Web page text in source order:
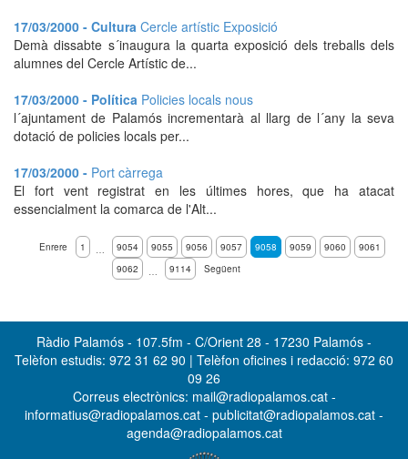
17/03/2000 - Cultura Cercle artístic Exposició
Demà dissabte s´inaugura la quarta exposició dels treballs dels
alumnes del Cercle Artístic de...
17/03/2000 - Política Policies locals nous
l´ajuntament de Palamós incrementarà al llarg de l´any la seva
dotació de policies locals per...
17/03/2000 - Port càrrega
El fort vent registrat en les últimes hores, que ha atacat
essencialment la comarca de l'Alt...
Enrere 1 9054 9055 9056 9057 9058 9059 9060
9061
9062
9114 Següent
Ràdio Palamós - 107.5fm - C/Orient 28 - 17230 Palamós -
Telèfon estudis: 972 31 62 90 | Telèfon oficines i redacció: 972 60
09 26
Correus electrònics: mail@radiopalamos.cat -
informatius@radiopalamos.cat - publicitat@radiopalamos.cat -
agenda@radiopalamos.cat